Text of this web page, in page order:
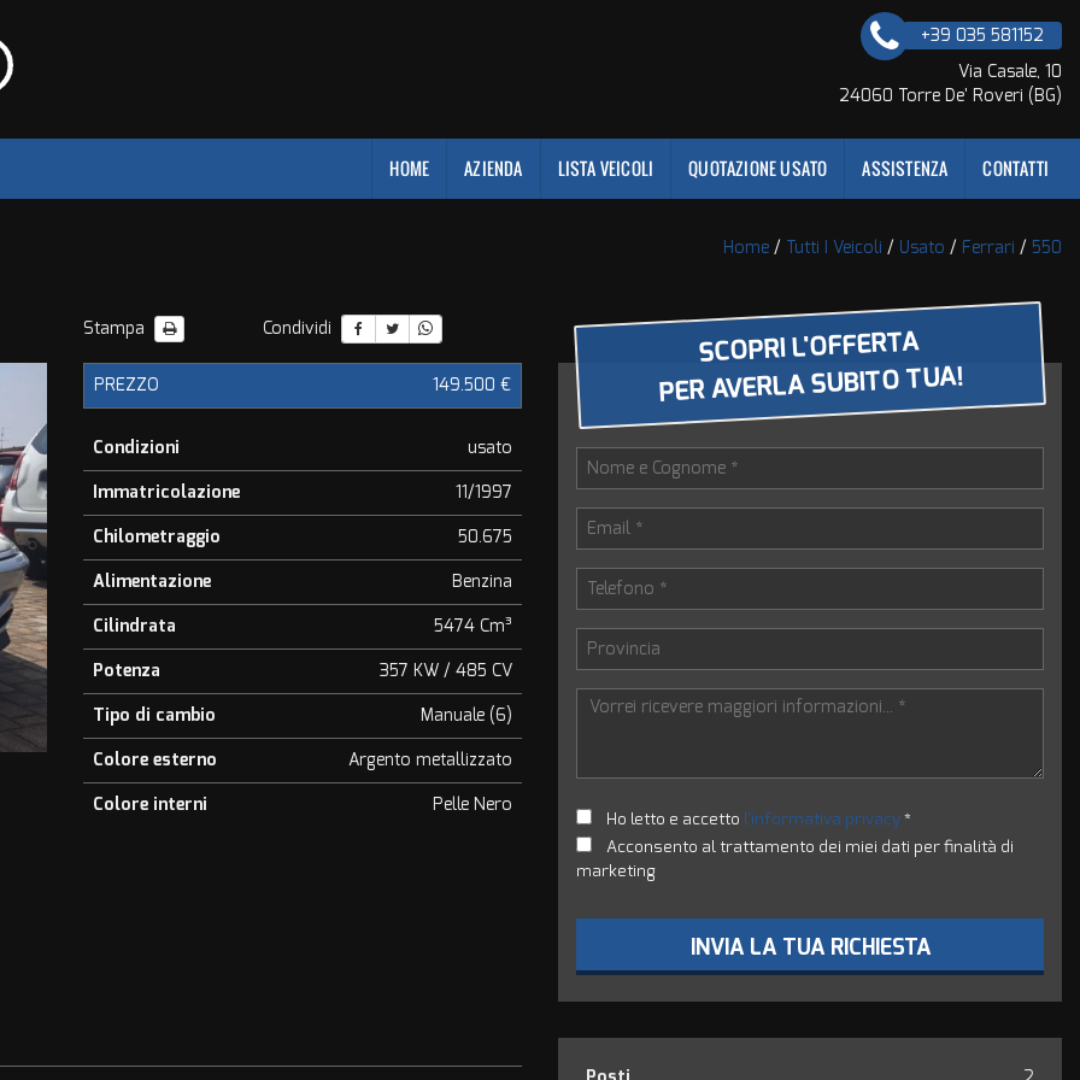
+39 035 581152
Via Casale, 10
24060 Torre De' Roveri (BG)
HOME AZIENDA LISTA VEICOLI QUOTAZIONE USATO ASSISTENZA CONTATTI
Home / Tutti I Veicoli / Usato / Ferrari / 550
Stampa Condividi
PREZZO 149.500 €
Condizioni
usato
Immatricolazione
11/1997
Chilometraggio
50.675
Alimentazione
Benzina
Cilindrata
5474 Cm³
Potenza
357 KW / 485 CV
Tipo di cambio
Manuale (6)
Colore esterno
Argento metallizzato
Colore interni
Pelle Nero
SCOPRI L'OFFERTA
PER AVERLA SUBITO TUA!
Ho letto e accetto l'informativa privacy*
Acconsento al trattamento dei miei dati per finalità di
marketing
INVIA LA TUA RICHIESTA